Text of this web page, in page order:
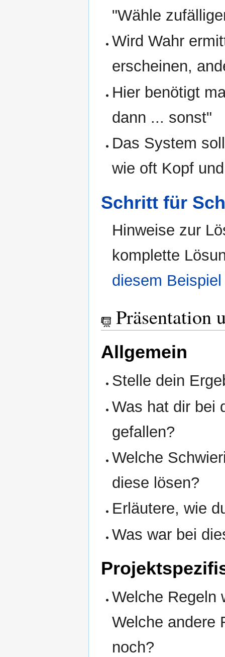
"Wähle
Wird Wahr
erscheinen,
Hier benötigt
dann ... sonst"
Das System
wie oft Kopf
Schritt für
Hinweise zur
komplette
diesem Beispiel
Präsentation
Allgemein
Stelle dein
Was hat dir bei
gefallen?
Welche
diese lösen?
Erläutere, wie
Was war bei
Welche Regeln
Welche andere
noch?